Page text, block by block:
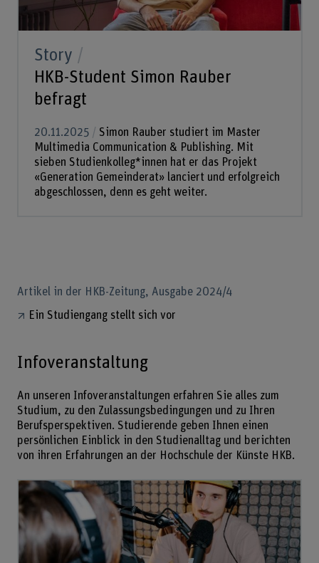
Story
HKB-Student Simon Rauber
befragt
20.11.2025
Simon Rauber studiert im Master
Multimedia Communication & Publishing. Mit
sieben Studienkolleg*innen hat er das Projekt
«Generation Gemeinderat» lanciert und erfolgreich
abgeschlossen, denn es geht weiter.
Artikel in der HKB-Zeitung, Ausgabe 2024/4
Ein Studiengang stellt sich vor
Infoveranstaltung
An unseren Infoveranstaltungen erfahren Sie alles zum
Studium, zu den Zulassungsbedingungen und zu Ihren
Berufsperspektiven. Studierende geben Ihnen einen
persönlichen Einblick in den Studienalltag und berichten
von ihren Erfahrungen an der Hochschule der Künste HKB.